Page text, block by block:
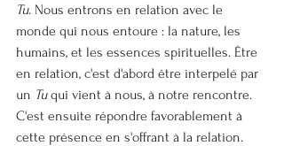
Tu. Nous entrons en relation avec le
monde qui nous entoure : la nature, les
humains, et les essences spirituelles. Être
en relation, c'est d'abord être interpelé par
un Tu qui vient à nous, à notre rencontre.
C'est ensuite répondre favorablement à
cette présence en s'offrant à la relation.